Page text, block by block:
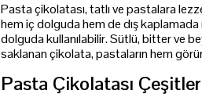
Pasta çikolatası, tatlı ve pastalara
hem iç dolguda hem de dış
dolguda kullanılabilir. Sütlü, bitter ve
saklanan çikolata, pastaların hem
Pasta Çikolatası